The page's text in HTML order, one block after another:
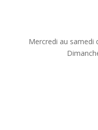
Mercredi au samedi